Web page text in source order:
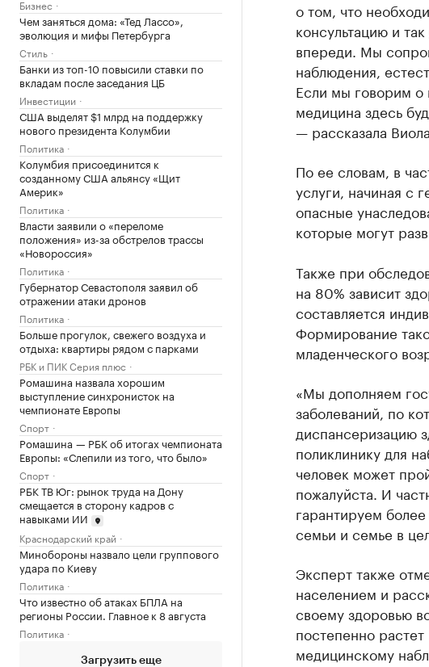
Бизнес
Чем заняться дома: «Тед Лассо»,
эволюция и мифы Петербурга
Стиль
Банки из топ-10 повысили ставки по
вкладам после заседания ЦБ
Инвестиции
США выделят $1 млрд на поддержку
нового президента Колумбии
Политика
Колумбия присоединится к
созданному США альянсу «Щит
Америк»
Политика
Власти заявили о «переломе
положения» из-за обстрелов трассы
«Новороссия»
Политика
Губернатор Севастополя заявил об
отражении атаки дронов
Политика
Больше прогулок, свежего воздуха и
отдыха: квартиры рядом с парками
РБК и ПИК Серия плюс
Ромашина назвала хорошим
выступление синхронисток на
чемпионате Европы
Спорт
Ромашина — РБК об итогах чемпионата
Европы: «Слепили из того, что было»
Спорт
РБК ТВ Юг: рынок труда на Дону
смещается в сторону кадров с
навыками ИИ
Краснодарский край
Минобороны назвало цели группового
удара по Киеву
Политика
Что известно об атаках БПЛА на
регионы России. Главное к 8 августа
Политика
Загрузить еще
о том, что
консультацию и
впереди. Мы
наблюдения,
Если мы говорим о
медицина здесь
— рассказала
По ее словам, в
услуги, начиная с
опасные
которые могут
Также при
на 80% зависит
составляется
Формирование
младенческого
«Мы дополняем
заболеваний, по
диспансеризацию
поликлинику для
человек может
пожалуйста. И
гарантируем
семьи и семье в
Эксперт также
населением и
своему здоровью
постепенно
медицинскому